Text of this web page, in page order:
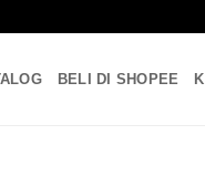
BELI DI SHOPEE